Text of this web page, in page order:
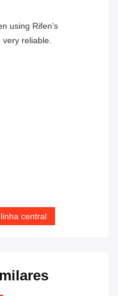
using Rifen's
reliable.
central